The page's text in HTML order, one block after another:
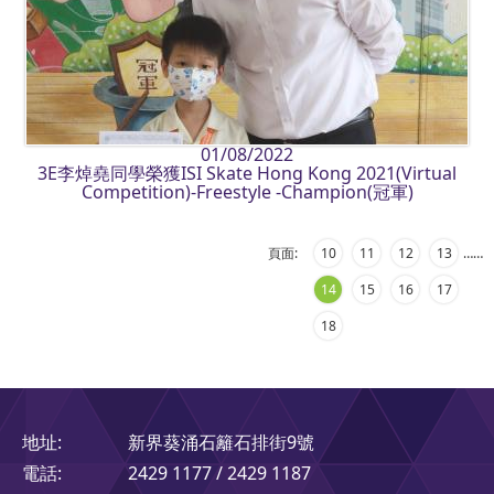
01/08/2022
3E李焯堯同學榮獲ISI Skate Hong Kong 2021(Virtual
Competition)-Freestyle -Champion(冠軍)
頁面: …
10 11 12
13
14
15 16
17
18
…
地址:
新界葵涌石籬石排街9號
電話:
2429 1177 / 2429 1187